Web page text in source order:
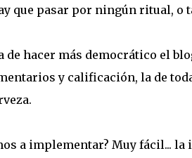
que pasar por ningún ritual, o
de hacer más democrático el
y calificación, la de
a implementar? Muy fácil... la